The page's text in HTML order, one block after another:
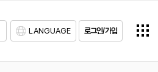
LANGUAGE 로그인/가입